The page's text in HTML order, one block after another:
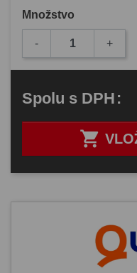
Množstvo
- +

Spolu s DPH: